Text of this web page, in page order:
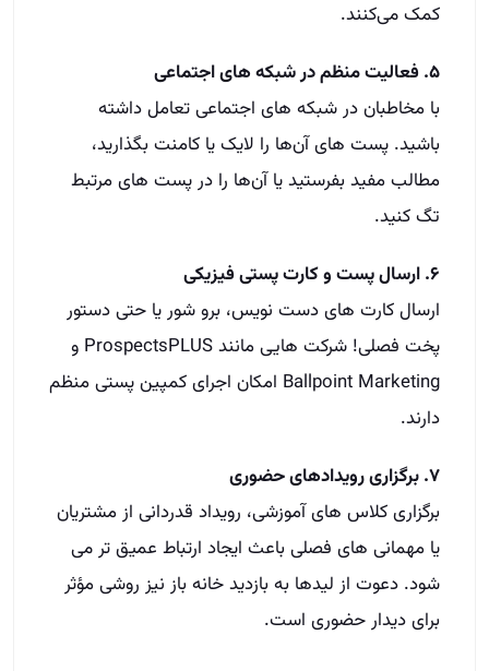
کمک می‌کنند.
۵. فعالیت منظم در شبکه‌ های اجتماعی
با مخاطبان در شبکه‌ های اجتماعی تعامل داشته
باشید. پست‌ های آن‌ها را لایک یا کامنت بگذارید،
مطالب مفید بفرستید یا آن‌ها را در پست‌ های مرتبط
تگ کنید.
۶. ارسال پست و کارت پستی فیزیکی
ارسال کارت‌ های دست‌ نویس، برو شور یا حتی دستور
پخت فصلی! شرکت‌ هایی مانند ProspectsPLUS و
Ballpoint Marketing امکان اجرای کمپین پستی منظم
دارند.
۷. برگزاری رویدادهای حضوری
برگزاری کلاس‌ های آموزشی، رویداد قدردانی از مشتریان
یا مهمانی‌ های فصلی باعث ایجاد ارتباط عمیق‌ تر می‌
شود. دعوت از لیدها به بازدید خانه باز نیز روشی مؤثر
برای دیدار حضوری است.